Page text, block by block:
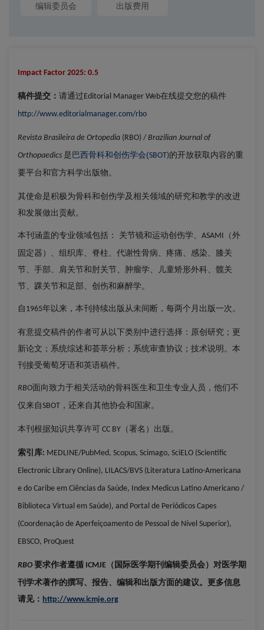
编辑委员会 出版费用
Impact Factor 2025: 0.5
稿件提交： 请通过 Editorial Manager Web在线提交您的稿件
http://www.editorialmanager.com/rbo
Revista Brasileira de Ortopedia (RBO) / Brazilian Journal of
Orthopaedics 是巴西骨科和创伤学会(SBOT)的开放获取内容的重
要平台和官方科学出版物。
其使命是积极为骨科和创伤学及相关领域的研究和教学的改进
和发展做出贡献。
本刊涵盖的专业领域包括： 关节镜和运动创伤学、 ASAMI
（外
固定器）、组织库、脊柱、代谢性骨病、疼痛、感染、膝关
节、手部、肩关节和肘关节、肿瘤学、儿童矫形外科、髋关
节、踝关节和足部、创伤和麻醉学。
自 1965年以来，本刊持续出版从未间断，每两个月出版一次。
有意提交稿件的作者可从以下类别中进行选择：原创研究；更
新论文；系统综述和荟萃分析；系统审查协议；技术说明。本
刊接受葡萄牙语和英语稿件。
RBO面向致力于相关活动的骨科医生和卫生专业人员，他们不
仅来自SBOT ，还来自其他协会和国家。
本刊根据知识共享许可 CC BY （署名）出版。
索引库: MEDLINE/PubMed, Scopus, Scimago, SciELO (Scientific
Electronic Library Online), LILACS/BVS (Literatura Latino-Americana
e do Caribe em Ciências da Saúde, Index Medicus Latino Americano /
Biblioteca Virtual em Saúde), and Portal de Periódicos Capes
(Coordenação de Aperfeiçoamento de Pessoal de Nível Superior),
EBSCO, ProQuest
RBO 要求作者遵循 ICMJE （国际医学期刊编辑委员会）对医学期
刊学术著作的撰写、报告、编辑和出版方面的建议。更多信息
请见： http://www.icmje.org